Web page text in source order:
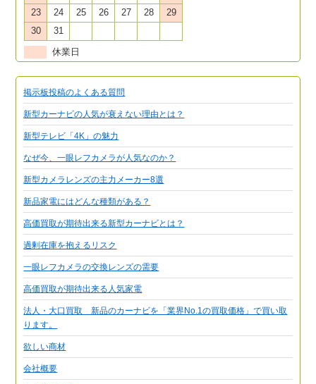
23
24 25 26 27 28
29
30
31
休業日
掲示板投稿のよくある質問
新型カーナビの人気が衰えない理由とは？
新型テレビ「4K」の魅力
なぜ今、一眼レフカメラが人気なのか？
新型カメラレンズの主力メーカー8選
新品家電にはどんな種類がある？
高価買取が期待出来る新型カーナビとは？
過剰在庫を抱えるリスク
一眼レフカメラの交換レンズの需要
高価買取が期待出来る人気家電
法人・大口買取 新品のカーナビを「業界No.1の買取価格」で買い取
ります。
欲しい商材
会社概要